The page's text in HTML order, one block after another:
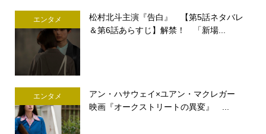
エンタメ
松村北斗主演『告白』 【第5話ネタバレ
＆第6話あらすじ】解禁！ 「新場...
エンタメ
アン・ハサウェイ×ユアン・マクレガー
映画『オークストリートの異変』 ...